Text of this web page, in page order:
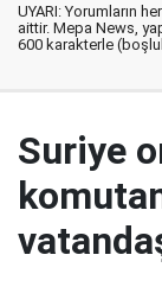
UYARI: Yorumların
aittir. Mepa News,
600 karakterle
Suriye